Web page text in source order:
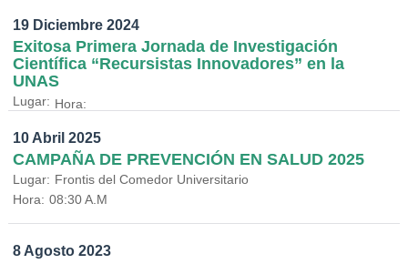
19 Diciembre 2024
Exitosa Primera Jornada de Investigación
Científica “Recursistas Innovadores” en la
UNAS
Lugar: Hora:
10 Abril 2025
CAMPAÑA DE PREVENCIÓN EN SALUD 2025
Lugar: Frontis del Comedor Universitario
Hora: 08:30 A.M
8 Agosto 2023